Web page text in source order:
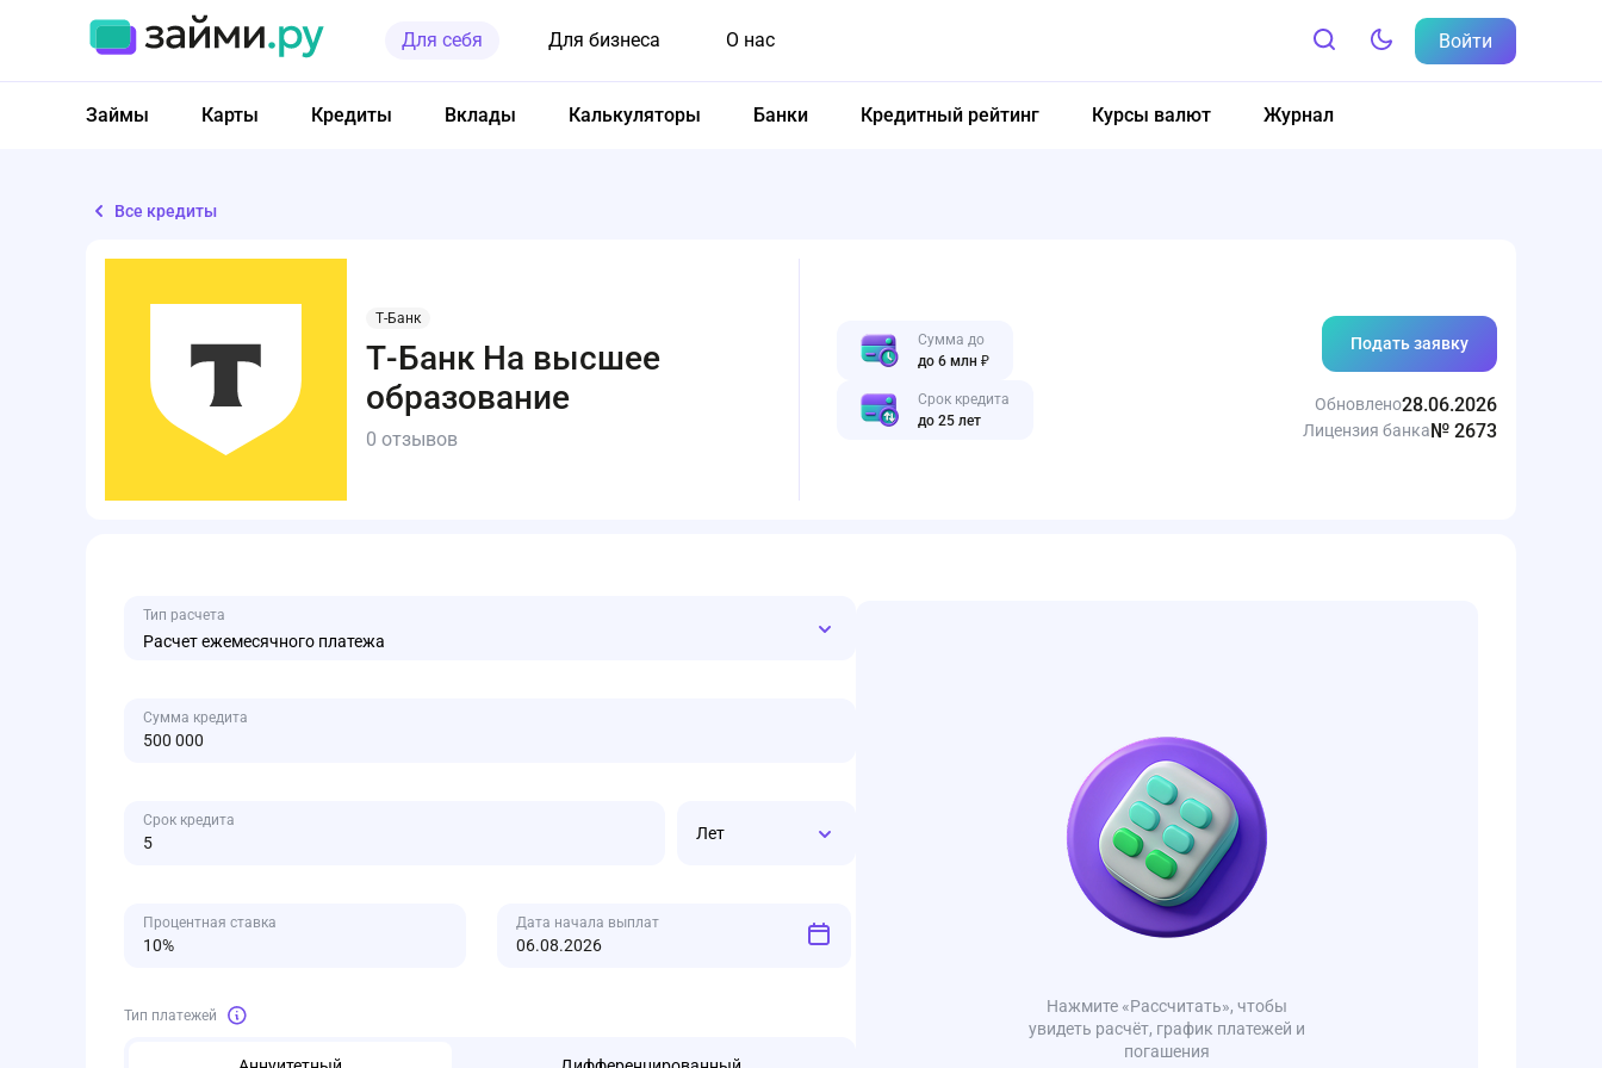
Для себя Для бизнеса О нас Войти
Займы Карты Кредиты Вклады Калькуляторы Банки Кредитный рейтинг Курсы валют Журнал
Все кредиты
Т-Банк
Т-Банк На высшее
образование
0 отзывов
Сумма до
до 6 млн ₽
Срок кредита
до 25 лет
Подать заявку
Обновлено28.06.2026
Лицензия банка№ 2673
Тип расчета
Расчет ежемесячного платежа
Сумма кредита
Срок кредита
Лет
Процентная ставка Дата начала выплат
Тип платежей
Нажмите «Рассчитать», чтобы
увидеть расчёт, график платежей и
погашения